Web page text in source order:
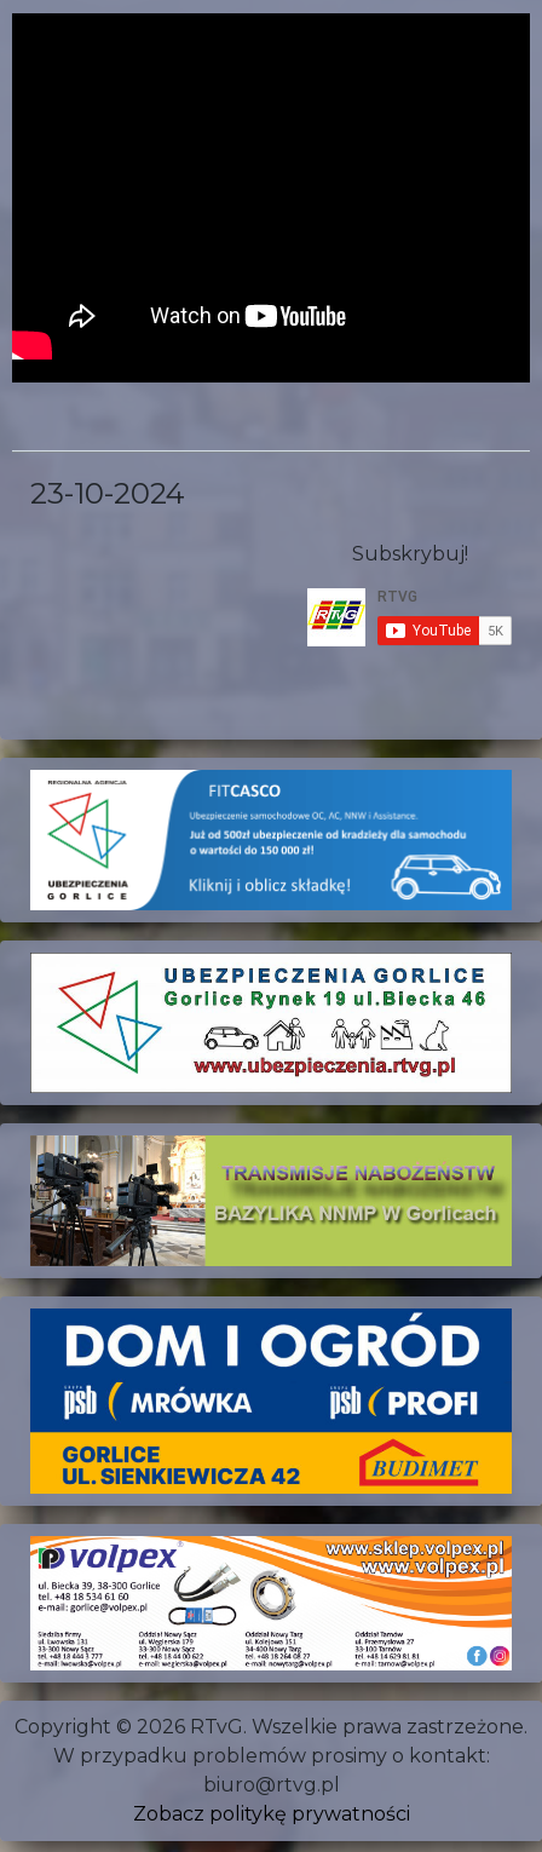
23-10-2024
Subskrybuj!
Copyright © 2026 RTvG. Wszelkie prawa zastrzeżone.
W przypadku problemów prosimy o kontakt:
biuro@rtvg.pl
Zobacz politykę prywatności